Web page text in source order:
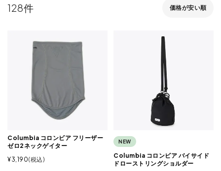
価格が安い順
128
Columbia コロンビア フリーザー
ゼロ2ネックゲイター
¥3,190 税込
NEW
Columbia コロンビア バイサイド
ドローストリングショルダー